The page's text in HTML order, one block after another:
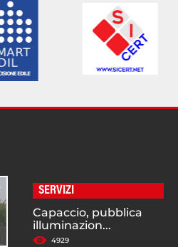
SERVIZI
Capaccio, pubblica
illuminazion...
4929